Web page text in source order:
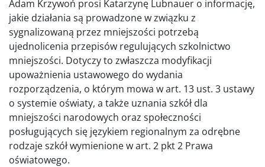
Adam Krzywoń prosi Katarzynę Lubnauer o informację,
jakie działania są prowadzone w związku z
sygnalizowaną przez mniejszości potrzebą
ujednolicenia przepisów regulujących szkolnictwo
mniejszości. Dotyczy to zwłaszcza modyfikacji
upoważnienia ustawowego do wydania
rozporządzenia, o którym mowa w art. 13 ust. 3 ustawy
o systemie oświaty, a także uznania szkół dla
mniejszości narodowych oraz społeczności
posługujących się językiem regionalnym za odrębne
rodzaje szkół wymienione w art. 2 pkt 2 Prawa
oświatowego.